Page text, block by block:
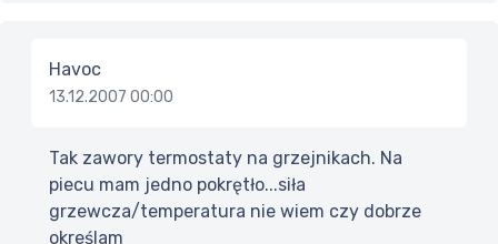
Havoc
13.12.2007 00:00
Tak zawory termostaty na grzejnikach. Na
piecu mam jedno pokrętło...siła
grzewcza/temperatura nie wiem czy dobrze
określam